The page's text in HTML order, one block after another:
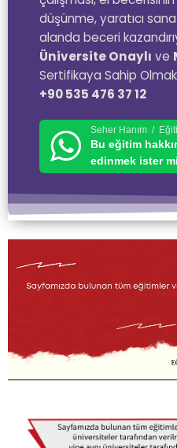
düşünme, yaratıcı
alanda beceri
Üniversite Onaylı ve
Sertifikaya Sahip
+90 535 476 37 12
Seher Hanım /
Bu eğitim
edinmek ister